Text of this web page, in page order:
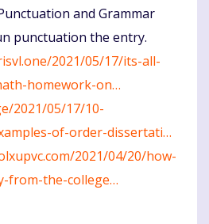
and Grammar
punctuation the entry.
2021/05/17/its-all-
homework-on…
2021/05/17/10-
of-order-dissertati…
2021/04/20/how-
from-the-college…